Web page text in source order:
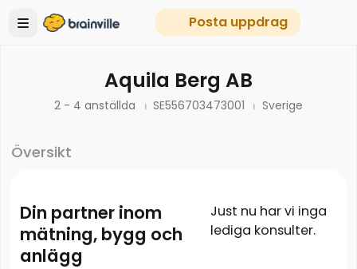
Posta uppdrag
Aquila Berg AB
2 - 4 anställda SE556703473001 Sverige
Översikt
Din partner inom
mätning, bygg och
anlägg
Just nu har vi inga
lediga konsulter.